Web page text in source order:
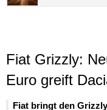
Fiat Grizzly:
Euro greift
Fiat bringt den